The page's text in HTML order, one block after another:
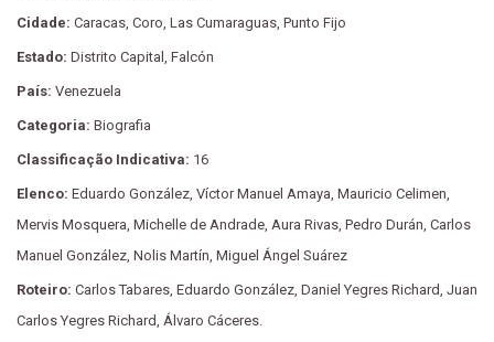
Cidade: Caracas, Coro, Las Cumaraguas, Punto Fijo
Estado: Distrito Capital, Falcón
País: Venezuela
Categoria: Biografia
Classificação Indicativa: 16
Elenco: Eduardo González, Víctor Manuel Amaya, Mauricio Celimen,
Mervis Mosquera, Michelle de Andrade, Aura Rivas, Pedro Durán, Carlos
Manuel González, Nolis Martín, Miguel Ángel Suárez
Roteiro: Carlos Tabares, Eduardo González, Daniel Yegres Richard, Juan
Carlos Yegres Richard, Álvaro Cáceres.